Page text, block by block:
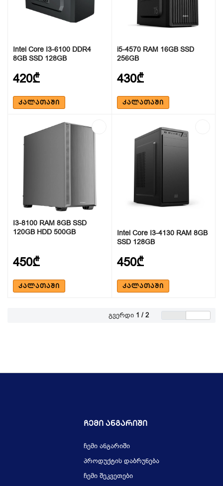
Intel Core I3-6100 DDR4
8GB SSD 128GB
420₾
ᲙᲐᲚᲐᲗᲐᲨᲘ
i5-4570 RAM 16GB SSD
256GB
430₾
ᲙᲐᲚᲐᲗᲐᲨᲘ
I3-8100 RAM 8GB SSD
120GB HDD 500GB
450₾
ᲙᲐᲚᲐᲗᲐᲨᲘ
Intel Core I3-4130 RAM 8GB
SSD 128GB
450₾
ᲙᲐᲚᲐᲗᲐᲨᲘ
გვერდი 1 / 2
Ჩემი Ანგარიში
ჩემი ანგარიში
პროდუქტის დაბრუნება
ჩემი შეკვეთები